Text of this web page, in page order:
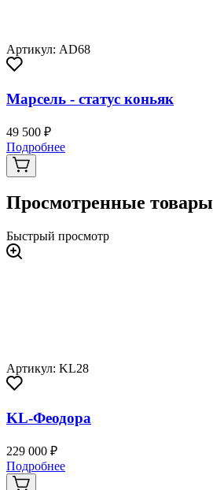
Артикул: AD68
Марсель - статус коньяк
49 500 ₽
Подробнее
Просмотренные товары
Быстрый просмотр
Артикул: KL28
KL-Феодора
229 000 ₽
Подробнее